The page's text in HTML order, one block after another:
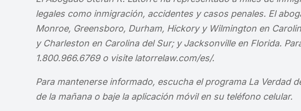
legales como inmigración, accidentes y casos penales. El
Monroe, Greensboro, Durham, Hickory y Wilmington en
y Charleston en Carolina del Sur; y Jacksonville en Florida.
1.800.966.6769 o visite latorrelaw.com/es/.
Para mantenerse informado, escucha el programa La Verdad
de la mañana o baje la aplicación móvil en su teléfono celular.